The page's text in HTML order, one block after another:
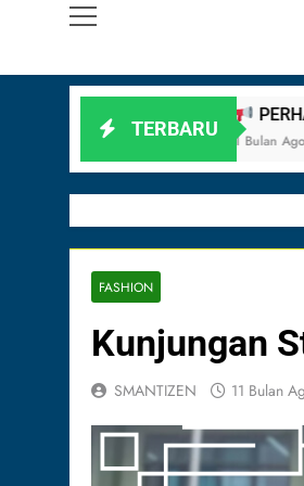
TERBARU
SISWA/I SMA NEGERI 3
FASHION
Kunjungan
SMANTIZEN 11 Bulan